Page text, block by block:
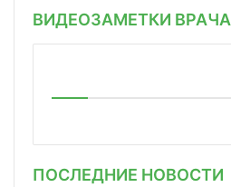
ВИДЕОЗАМЕТКИ ВРАЧА
ПОСЛЕДНИЕ НОВОСТИ